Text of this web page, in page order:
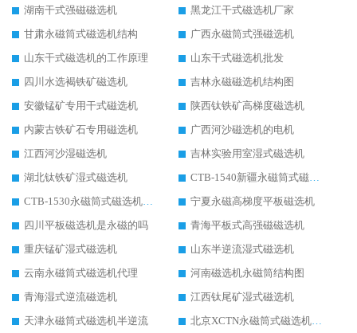
湖南干式强磁磁选机
黑龙江干式磁选机厂家
甘肃永磁筒式磁选机结构
广西永磁筒式强磁选机
山东干式磁选机的工作原理
山东干式磁选机批发
四川水选褐铁矿磁选机
吉林永磁磁选机结构图
安徽锰矿专用干式磁选机
陕西钛铁矿高梯度磁选机
内蒙古铁矿石专用磁选机
广西河沙磁选机的电机
江西河沙湿磁选机
吉林实验用室湿式磁选机
湖北钛铁矿湿式磁选机
CTB-1540新疆永磁筒式磁选机
CTB-1530永磁筒式磁选机代理商
宁夏永磁高梯度平板磁选机
四川平板磁选机是永磁的吗
青海平板式高强磁磁选机
重庆锰矿湿式磁选机
山东半逆流湿式磁选机
云南永磁筒式磁选机代理
河南磁选机永磁筒结构图
青海湿式逆流磁选机
江西钛尾矿湿式磁选机
天津永磁筒式磁选机半逆流
北京XCTN永磁筒式磁选机磁块位置